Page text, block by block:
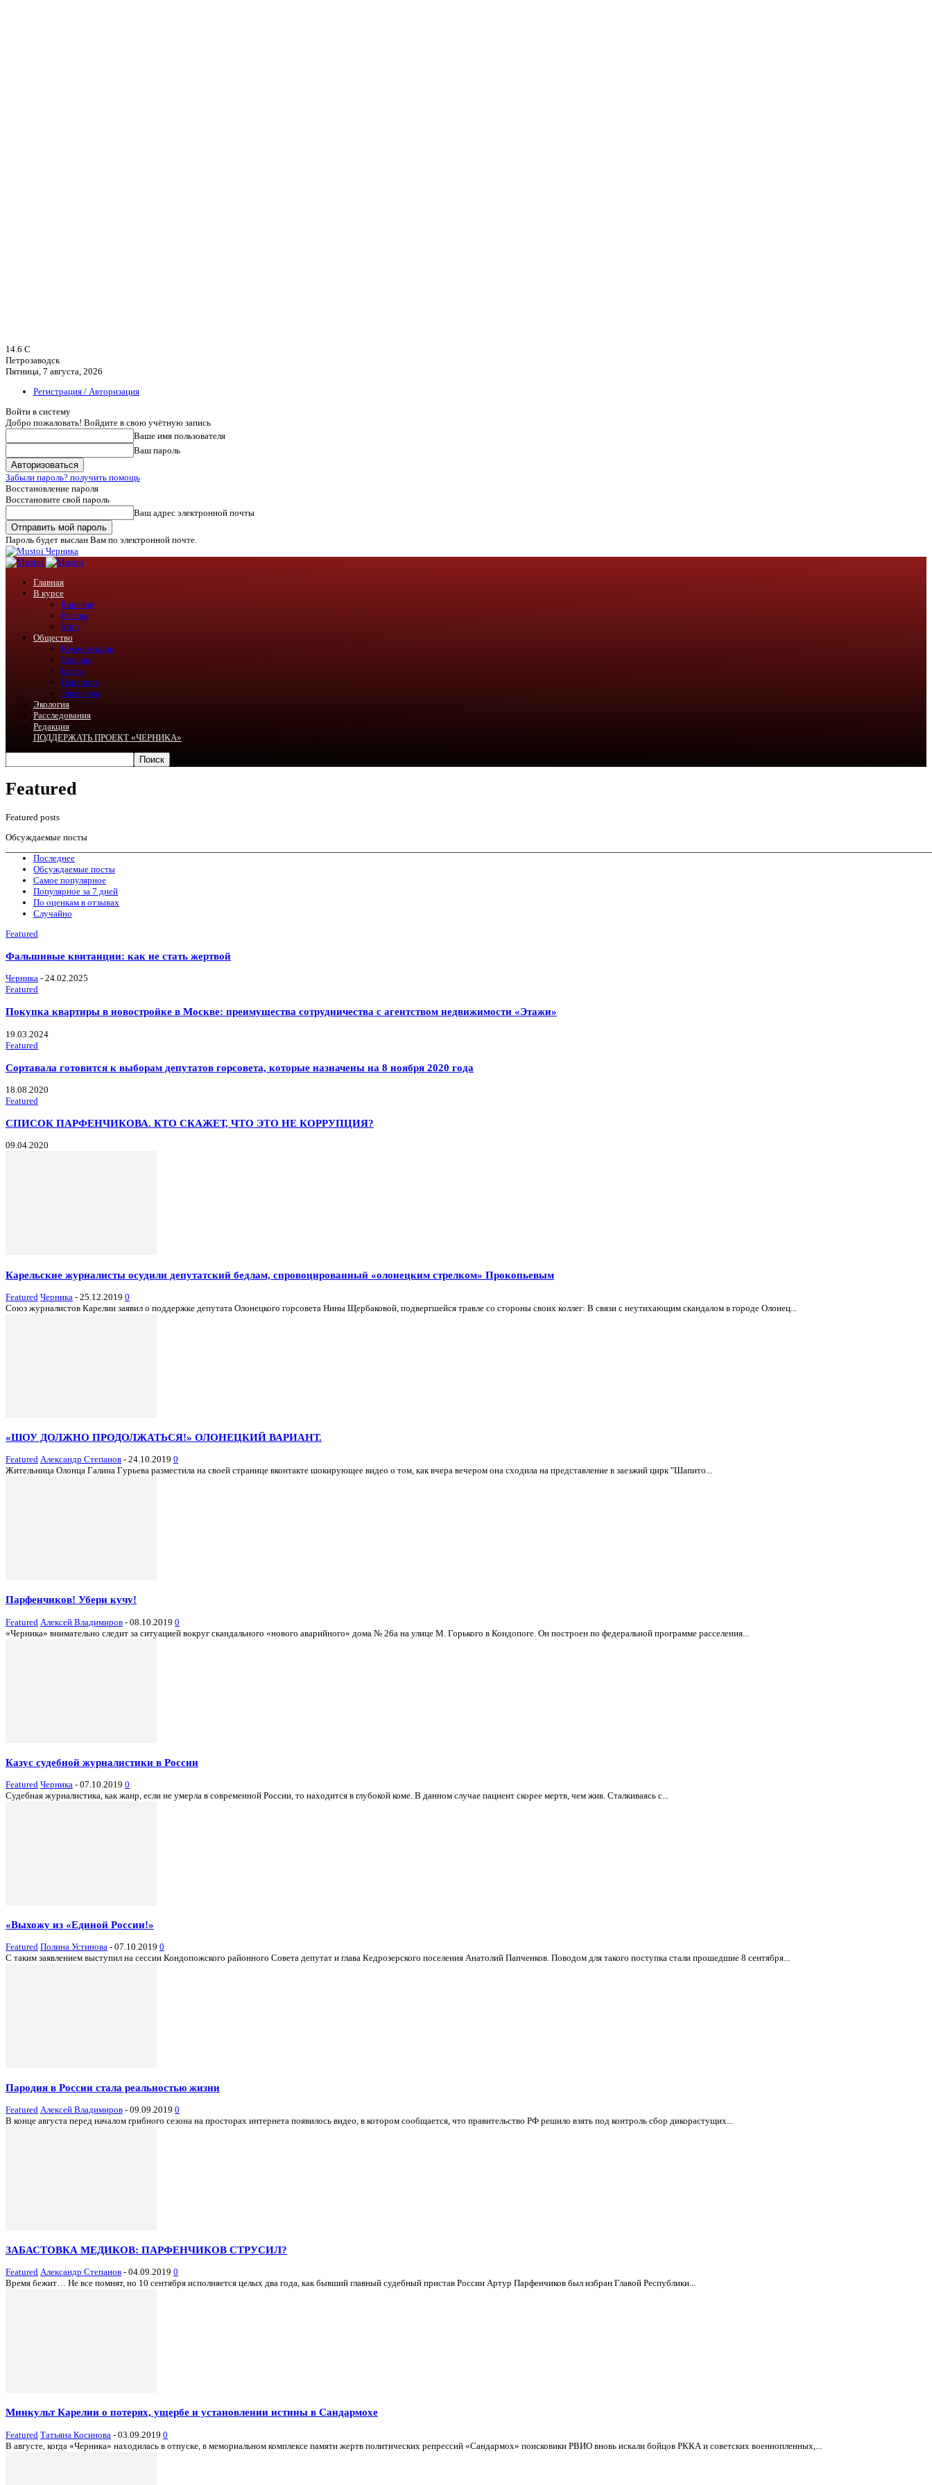
14.6 C
Петрозаводск
Пятница, 7 августа, 2026
Регистрация / Авторизация
Войти в систему
Добро пожаловать! Войдите в свою учётную запись
Ваше имя пользователя
Ваш пароль
Забыли пароль? получить помощь
Восстановление пароля
Восстановите свой пароль
Ваш адрес электронной почты
Пароль будет выслан Вам по электронной почте.
Черника
Главная
В курсе
Карелия
Россия
Мир
Общество
Комментарии
Мнения
Блоги
Перепост
Эксперты
Экология
Расследования
Редакция
ПОДДЕРЖАТЬ ПРОЕКТ «ЧЕРНИКА»
Featured
Featured posts
Обсуждаемые посты
Последнее
Обсуждаемые посты
Самое популярное
Популярное за 7 дней
По оценкам в отзывах
Случайно
Featured
Фальшивые квитанции: как не стать жертвой
Черника - 24.02.2025
Featured
Покупка квартиры в новостройке в Москве: преимущества сотрудничества с агентством недвижимости «Этажи»
19.03.2024
Featured
Сортавала готовится к выборам депутатов горсовета, которые назначены на 8 ноября 2020 года
18.08.2020
Featured
СПИСОК ПАРФЕНЧИКОВА. КТО СКАЖЕТ, ЧТО ЭТО НЕ КОРРУПЦИЯ?
09.04.2020
Карельские журналисты осудили депутатский бедлам, спровоцированный «олонецким стрелком» Прокопьевым
Featured Черника - 25.12.2019 0
Союз журналистов Карелии заявил о поддержке депутата Олонецкого горсовета Нины Щербаковой, подвергшейся травле со стороны своих коллег: В связи с неутихающим скандалом в городе Олонец...
«ШОУ ДОЛЖНО ПРОДОЛЖАТЬСЯ!» ОЛОНЕЦКИЙ ВАРИАНТ.
Featured Александр Степанов - 24.10.2019 0
Жительница Олонца Галина Гурьева разместила на своей странице вконтакте шокирующее видео о том, как вчера вечером она сходила на представление в заезжий цирк "Шапито...
Парфенчиков! Убери кучу!
Featured Алексей Владимиров - 08.10.2019 0
«Черника» внимательно следит за ситуацией вокруг скандального «нового аварийного» дома № 26а на улице М. Горького в Кондопоге. Он построен по федеральной программе расселения...
Казус судебной журналистики в России
Featured Черника - 07.10.2019 0
Судебная журналистика, как жанр, если не умерла в современной России, то находится в глубокой коме. В данном случае пациент скорее мертв, чем жив. Сталкиваясь с...
«Выхожу из «Единой России!»
Featured Полина Устинова - 07.10.2019 0
С таким заявлением выступил на сессии Кондопожского районного Совета депутат и глава Кедрозерского поселения Анатолий Папченков. Поводом для такого поступка стали прошедшие 8 сентября...
Пародия в России стала реальностью жизни
Featured Алексей Владимиров - 09.09.2019 0
В конце августа перед началом грибного сезона на просторах интернета появилось видео, в котором сообщается, что правительство РФ решило взять под контроль сбор дикорастущих...
ЗАБАСТОВКА МЕДИКОВ: ПАРФЕНЧИКОВ СТРУСИЛ?
Featured Александр Степанов - 04.09.2019 0
Время бежит… Не все помнят, но 10 сентября исполняется целых два года, как бывший главный судебный пристав России Артур Парфенчиков был избран Главой Республики...
Минкульт Карелии о потерях, ущербе и установлении истины в Сандармохе
Featured Татьяна Косинова - 03.09.2019 0
В августе, когда «Черника» находилась в отпуске, в мемориальном комплексе памяти жертв политических репрессий «Сандармох» поисковики РВИО вновь искали бойцов РККА и советских военнопленных,...